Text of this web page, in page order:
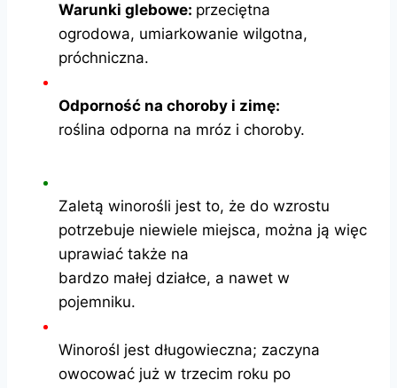
Warunki glebowe: przeciętna
ogrodowa, umiarkowanie wilgotna,
próchniczna.
Odporność na choroby i zimę:
roślina odporna na mróz i choroby.
Zaletą winorośli jest to, że do wzrostu
potrzebuje niewiele miejsca, można ją więc
uprawiać także na
bardzo małej działce, a nawet w
pojemniku.
Winorośl jest długowieczna; zaczyna
owocować już w trzecim roku po